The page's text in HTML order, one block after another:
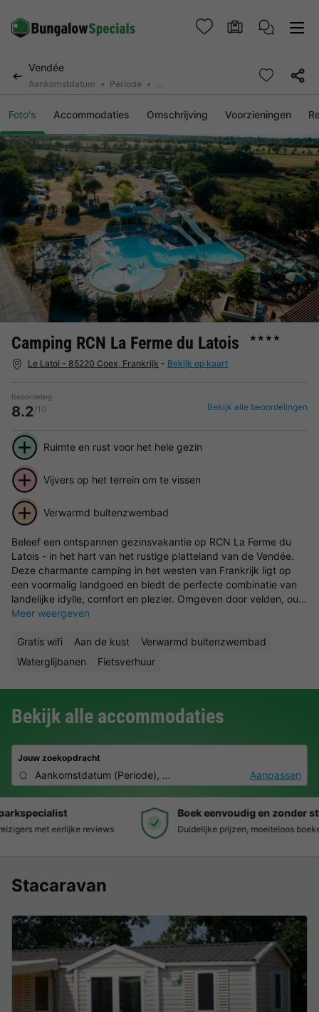
Vendée
Aankomstdatum Periode 2 deelnemers, 0 huisdier
Foto's Accommodaties Omschrijving Voorzieningen
Camping RCN La Ferme du Latois ★★★★
Le Latoi - 85220 Coex, Frankrijk - Bekijk op kaart
Beoordeling
8.2/10 Bekijk alle beoordelingen
Ruimte en rust voor het hele gezin
Vijvers op het terrein om te vissen
Verwarmd buitenzwembad
Beleef een ontspannen gezinsvakantie op RCN La Ferme du
Latois - in het hart van het rustige platteland van de Vendée.
Deze charmante camping in het westen van Frankrijk ligt op
een voormalig landgoed en biedt de perfecte combinatie van
landelijke idylle, comfort en plezier. Omgeven door velden, ou...
Meer weergeven
Gratis wifi Aan de kust
Verwarmd buitenzwembad
Waterglijbanen
Fietsverhuur
Bekijk alle accommodaties
Jouw zoekopdracht
Aankomstdatum (Periode), 2 deelnemers, 0 huisdierAanpassen
Boek eenvoudig en zonder stress
Duidelijke prijzen, moeiteloos boeken en veilige betaalomgeving
Stacaravan